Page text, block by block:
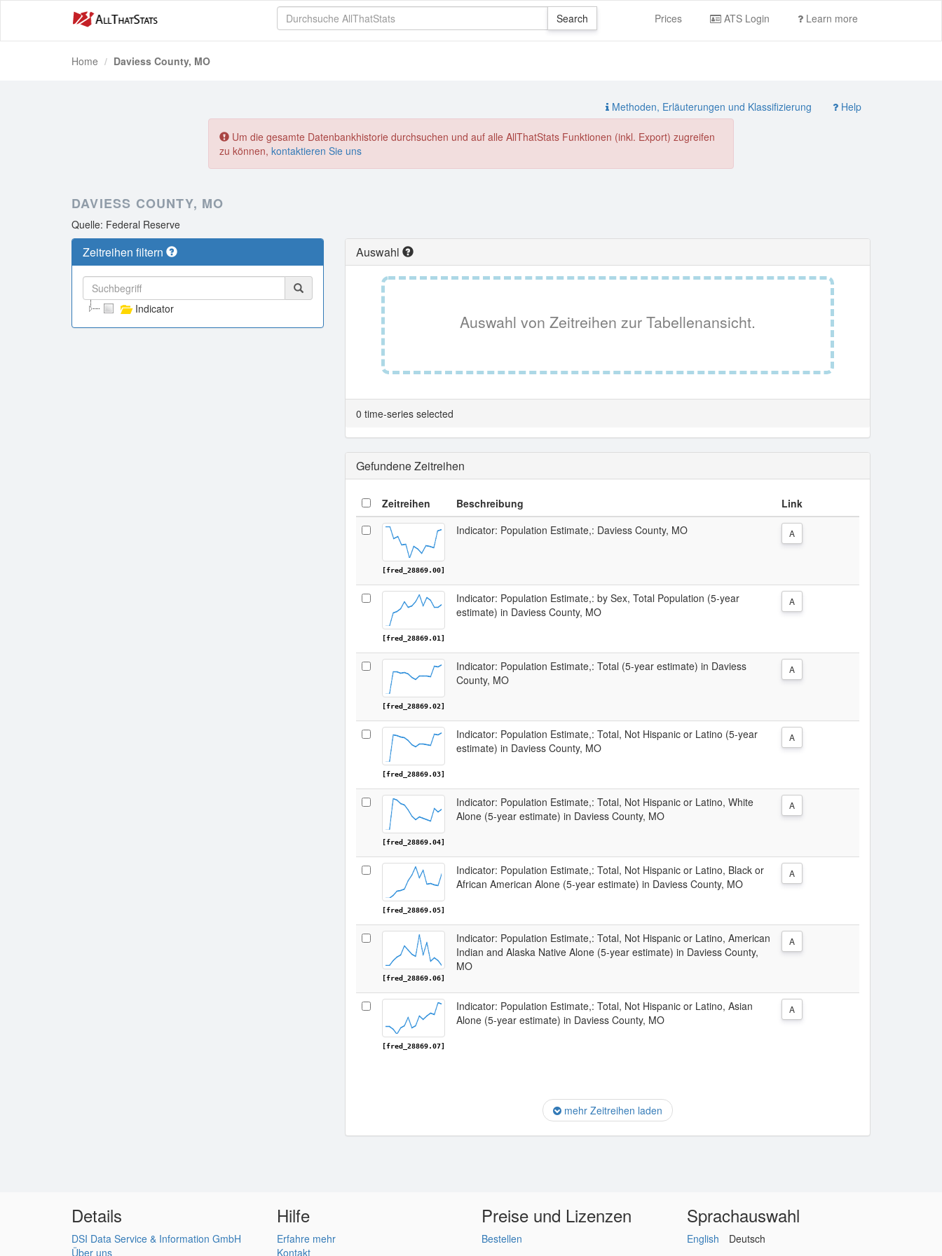
Prices ATS Login Learn more
Home Daviess County, MO
Methoden, Erläuterungen und Klassifizierung Help
Um die gesamte Datenbankhistorie durchsuchen und auf alle AllThatStats Funktionen (inkl. Export) zugreifen
zu können, kontaktieren Sie uns
DAVIESS COUNTY, MO
Quelle: Federal Reserve
Zeitreihen filtern
Indicator
Auswahl
Auswahl von Zeitreihen zur Tabellenansicht.
0 time-series selected
Gefundene Zeitreihen
Zeitreihen Beschreibung Link
[fred_28869.00]
Indicator: Population Estimate,: Daviess County, MO A
[fred_28869.01]
Indicator: Population Estimate,: by Sex, Total Population (5-year
estimate) in Daviess County, MO
A
[fred_28869.02]
Indicator: Population Estimate,: Total (5-year estimate) in Daviess
County, MO
A
[fred_28869.03]
Indicator: Population Estimate,: Total, Not Hispanic or Latino (5-year
estimate) in Daviess County, MO
A
[fred_28869.04]
Indicator: Population Estimate,: Total, Not Hispanic or Latino, White
Alone (5-year estimate) in Daviess County, MO
A
[fred_28869.05]
Indicator: Population Estimate,: Total, Not Hispanic or Latino, Black or
African American Alone (5-year estimate) in Daviess County, MO
A
[fred_28869.06]
Indicator: Population Estimate,: Total, Not Hispanic or Latino, American
Indian and Alaska Native Alone (5-year estimate) in Daviess County,
MO
A
[fred_28869.07]
Indicator: Population Estimate,: Total, Not Hispanic or Latino, Asian
Alone (5-year estimate) in Daviess County, MO
A
mehr Zeitreihen laden
Details
DSI Data Service & Information GmbH
Über uns
Hilfe
Erfahre mehr
Kontakt
Preise und Lizenzen
Bestellen
Sprachauswahl
English Deutsch